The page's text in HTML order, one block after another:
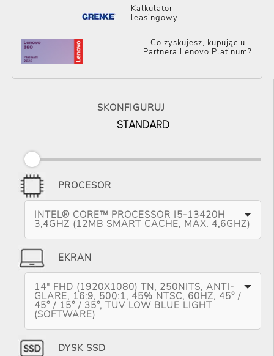
Kalkulator
leasingowy
Co zyskujesz, kupując u
Partnera Lenovo Platinum?
SKONFIGURUJ
STANDARD
PROCESOR
INTEL® CORE™ PROCESSOR I5-13420H
3,4GHZ (12MB SMART CACHE, MAX. 4,6GHZ)
EKRAN
14" FHD (1920X1080) TN, 250NITS, ANTI-
GLARE, 16:9, 500:1, 45% NTSC, 60HZ, 45° /
45° / 15° / 35°, TÜV LOW BLUE LIGHT
(SOFTWARE)
DYSK SSD